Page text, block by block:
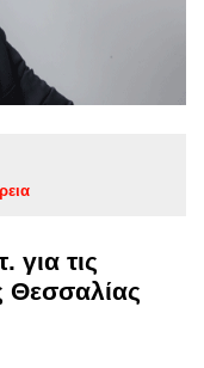
για τις
Θεσσαλίας